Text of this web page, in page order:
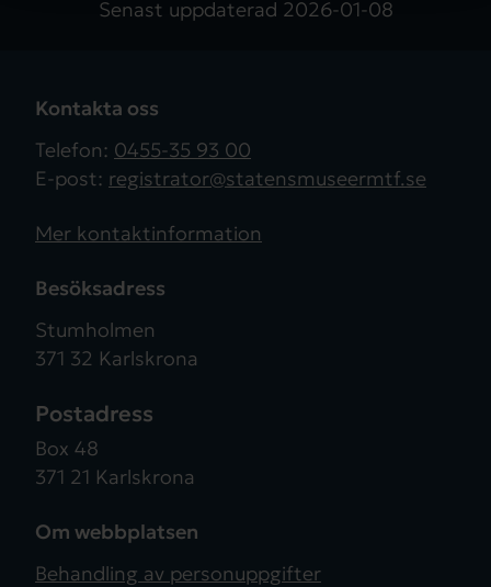
Senast uppdaterad 2026-01-08
Kontakta oss
Telefon: 0455-35 93 00
E-post: registrator@statensmuseermtf.se
Mer kontaktinformation
Besöksadress
Stumholmen
371 32 Karlskrona
Postadress
Box 48
371 21 Karlskrona
Om webbplatsen
Behandling av personuppgifter